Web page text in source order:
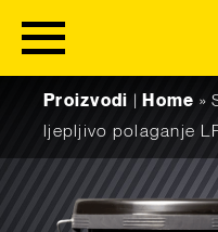
Proizvodi
Home »
ljepljivo polaganje